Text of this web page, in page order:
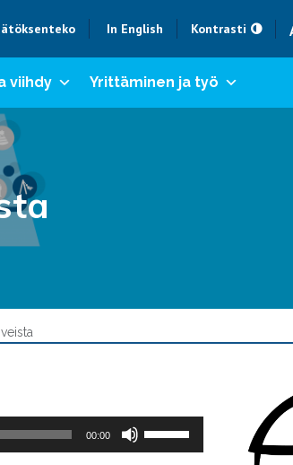
In English Kontrasti
viihdy Yrittäminen ja työ
00:00